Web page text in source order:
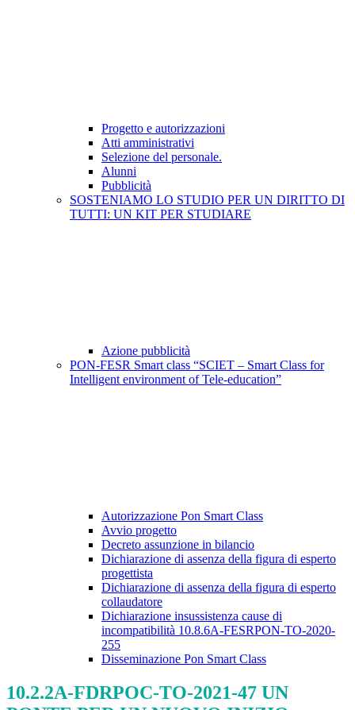
Progetto e autorizzazioni
Atti amministrativi
Selezione del personale.
Alunni
Pubblicità
SOSTENIAMO LO STUDIO PER UN DIRITTO DI
TUTTI: UN KIT PER STUDIARE
Azione pubblicità
PON-FESR Smart class “SCIET – Smart Class for
Intelligent environment of Tele-education”
Autorizzazione Pon Smart Class
Avvio progetto
Decreto assunzione in bilancio
Dichiarazione di assenza della figura di esperto
progettista
Dichiarazione di assenza della figura di esperto
collaudatore
Dichiarazione insussistenza cause di
incompatibilità 10.8.6A-FESRPON-TO-2020-
255
Disseminazione Pon Smart Class
10.2.2A-FDRPOC-TO-2021-47 UN